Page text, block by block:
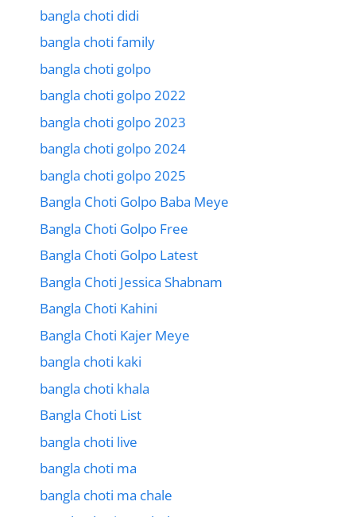
bangla choti didi
bangla choti family
bangla choti golpo
bangla choti golpo 2022
bangla choti golpo 2023
bangla choti golpo 2024
bangla choti golpo 2025
Bangla Choti Golpo Baba Meye
Bangla Choti Golpo Free
Bangla Choti Golpo Latest
Bangla Choti Jessica Shabnam
Bangla Choti Kahini
Bangla Choti Kajer Meye
bangla choti kaki
bangla choti khala
Bangla Choti List
bangla choti live
bangla choti ma
bangla choti ma chale